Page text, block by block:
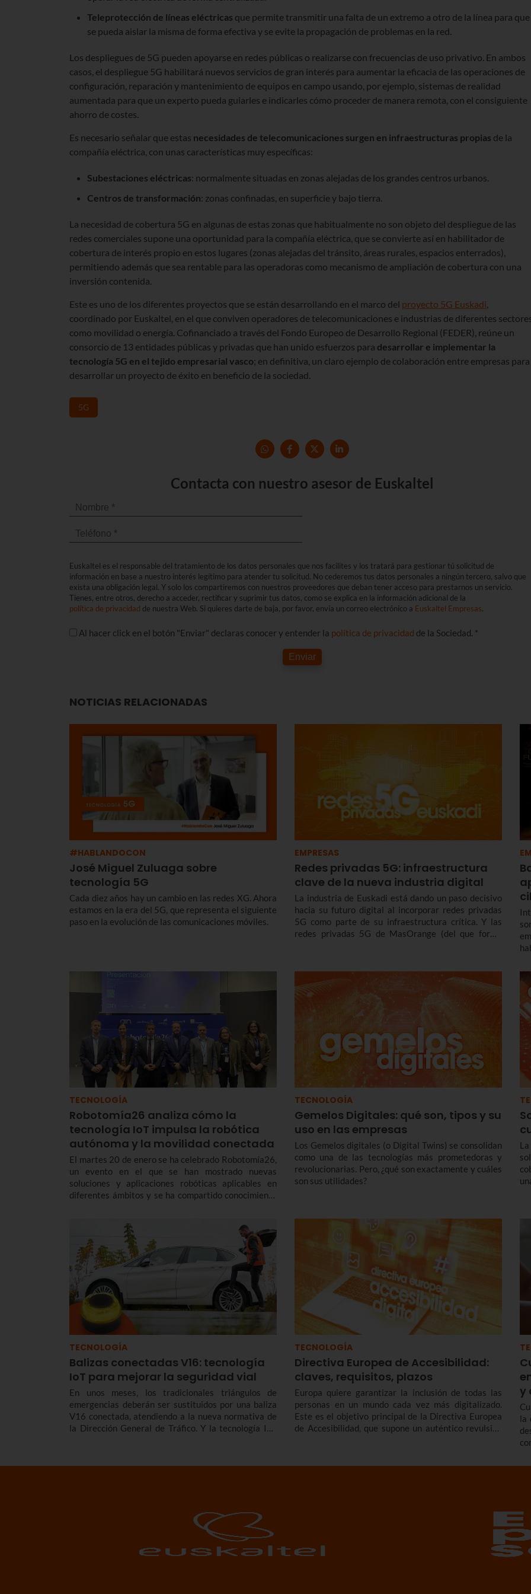
Teleprotección de líneas eléctricas que permite transmitir una falta de un extremo a otro de la línea para que
se pueda aislar la misma de forma efectiva y se evite la propagación de problemas en la red.
Los despliegues de 5G pueden apoyarse en redes públicas o realizarse con frecuencias de uso privativo. En ambos
casos, el despliegue 5G habilitará nuevos servicios de gran interés para aumentar la eficacia de las operaciones de
configuración, reparación y mantenimiento de equipos en campo usando, por ejemplo, sistemas de realidad
aumentada para que un experto pueda guiarles e indicarles cómo proceder de manera remota, con el consiguiente
ahorro de costes.
Es necesario señalar que estas necesidades de telecomunicaciones surgen en infraestructuras propias de la
compañía eléctrica, con unas características muy específicas:
Subestaciones eléctricas: normalmente situadas en zonas alejadas de los grandes centros urbanos.
Centros de transformación: zonas confinadas, en superficie y bajo tierra.
La necesidad de cobertura 5G en algunas de estas zonas que habitualmente no son objeto del despliegue de las
redes comerciales supone una oportunidad para la compañía eléctrica, que se convierte así en habilitador de
cobertura de interés propio en estos lugares (zonas alejadas del tránsito, áreas rurales, espacios enterrados),
permitiendo además que sea rentable para las operadoras como mecanismo de ampliación de cobertura con una
inversión contenida.
Este es uno de los diferentes proyectos que se están desarrollando en el marco del proyecto 5G Euskadi,
coordinado por Euskaltel, en el que conviven operadores de telecomunicaciones e industrias de diferentes
como movilidad o energía. Cofinanciado a través del Fondo Europeo de Desarrollo Regional (FEDER), reúne un
consorcio de 13 entidades públicas y privadas que han unido esfuerzos para desarrollar e implementar la
tecnología 5G en el tejido empresarial vasco; en definitiva, un claro ejemplo de colaboración entre empresas para
desarrollar un proyecto de éxito en beneficio de la sociedad.
5G
Contacta con nuestro asesor de Euskaltel
Euskaltel es el responsable del tratamiento de los datos personales que nos facilites y los tratará para gestionar tú solicitud de
información en base a nuestro interés legítimo para atender tu solicitud. No cederemos tus datos personales a ningún tercero, salvo que
exista una obligación legal. Y solo los compartiremos con nuestros proveedores que deban tener acceso para prestarnos un servicio.
Tienes, entre otros, derecho a acceder, rectificar y suprimir tus datos, como se explica en la información adicional de la
política de privacidad de nuestra Web. Si quieres darte de baja, por favor, envía un correo electrónico a Euskaltel Empresas.
Al hacer click en el botón "Enviar" declaras conocer y entender la política de privacidad de la Sociedad. *
Enviar
NOTICIAS RELACIONADAS
#HABLANDOCON
José Miguel Zuluaga sobre
tecnología 5G
Cada diez años hay un cambio en las redes XG. Ahora
estamos en la era del 5G, que representa el siguiente
paso en la evolución de las comunicaciones móviles.
EMPRESAS
Redes privadas 5G: infraestructura
clave de la nueva industria digital
La industria de Euskadi está dando un paso decisivo
hacia su futuro digital al incorporar redes privadas
5G como parte de su infraestructura crítica. Y las
redes privadas 5G de MasOrange (del que forma
operativas concretas de cada empresa.
TECNOLOGÍA
Robotomía26 analiza cómo la
tecnología IoT impulsa la robótica
autónoma y la movilidad conectada
El martes 20 de enero se ha celebrado Robotomía26,
un evento en el que se han mostrado nuevas
soluciones y aplicaciones robóticas aplicables en
diferentes ámbitos y se ha compartido conocimiento
TECNOLOGÍA
Gemelos Digitales: qué son, tipos y su
uso en las empresas
Los Gemelos digitales (o Digital Twins) se consolidan
como una de las tecnologías más prometedoras y
revolucionarias. Pero, ¿qué son exactamente y cuáles
son sus utilidades?
TECNOLOGÍA
Balizas conectadas V16: tecnología
IoT para mejorar la seguridad vial
En unos meses, los tradicionales triángulos de
emergencias deberán ser sustituidos por una baliza
V16 conectada, atendiendo a la nueva normativa de
la Dirección General de Tráfico. Y la tecnología IoT
TECNOLOGÍA
Directiva Europea de Accesibilidad:
claves, requisitos, plazos
Europa quiere garantizar la inclusión de todas las
personas en un mundo cada vez más digitalizado.
Este es el objetivo principal de la Directiva Europea
de Accesibilidad, que supone un auténtico revulsivo
y
la